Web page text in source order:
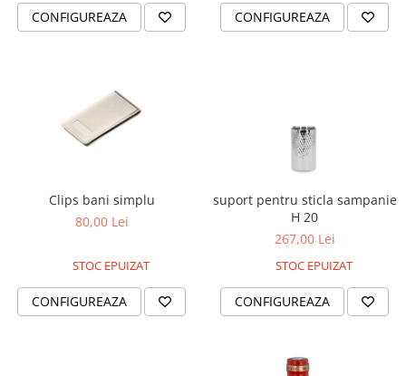
CONFIGUREAZA CONFIGUREAZA
Clips bani simplu
80,00 Lei
STOC EPUIZAT
CONFIGUREAZA
suport pentru sticla sampanie
H 20
267,00 Lei
STOC EPUIZAT
CONFIGUREAZA